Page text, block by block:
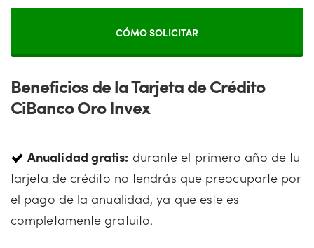
CÓMO SOLICITAR
Beneficios de la Tarjeta de Crédito
CiBanco Oro Invex
Anualidad gratis: durante el primero año de tu
tarjeta de crédito no tendrás que preocuparte por
el pago de la anualidad, ya que este es
completamente gratuito.